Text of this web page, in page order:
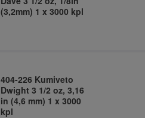
(3,2mm) 1 x 3000 kpl
404-226 Kumiveto
Dwight 3 1/2 oz, 3,16
in (4,6 mm) 1 x 3000
kpl